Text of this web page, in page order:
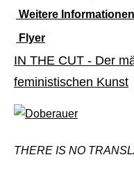
Weitere Informationen
Flyer
IN THE CUT - Der
feministischen Kunst
THERE IS NO